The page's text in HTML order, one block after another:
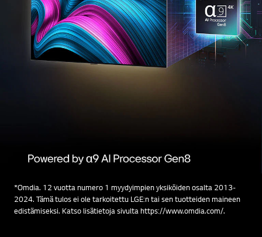
*Omdia. 12 vuotta numero 1 myydyimpien yksiköiden osalta 2013-
2024. Tämä tulos ei ole tarkoitettu LGE:n tai sen tuotteiden maineen
edistämiseksi. Katso lisätietoja sivulta https://www.omdia.com/.